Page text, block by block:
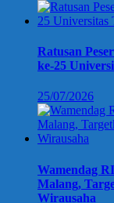
Ratusan
ke-25
25/07/2026
Wamendag
Malang,
Wirausaha